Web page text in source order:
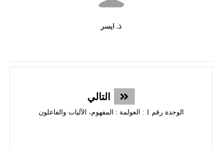
ذ. ايسر
التالي
الوحدة رقم 1 : العولمة : المفهوم، الآليات والفاعلون